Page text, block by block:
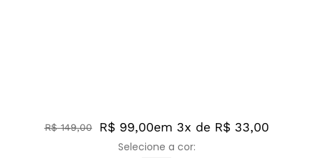
R$ 149,00 R$ 99,00em 3x de R$ 33,00